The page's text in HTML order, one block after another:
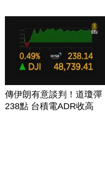
傳伊朗有意談判！道瓊彈
238點 台積電ADR收高